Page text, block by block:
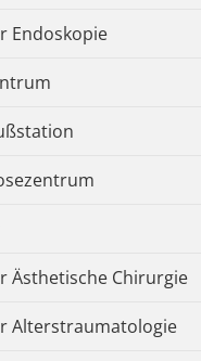
Endoskopie
Ästhetische Chirurgie
Alterstraumatologie